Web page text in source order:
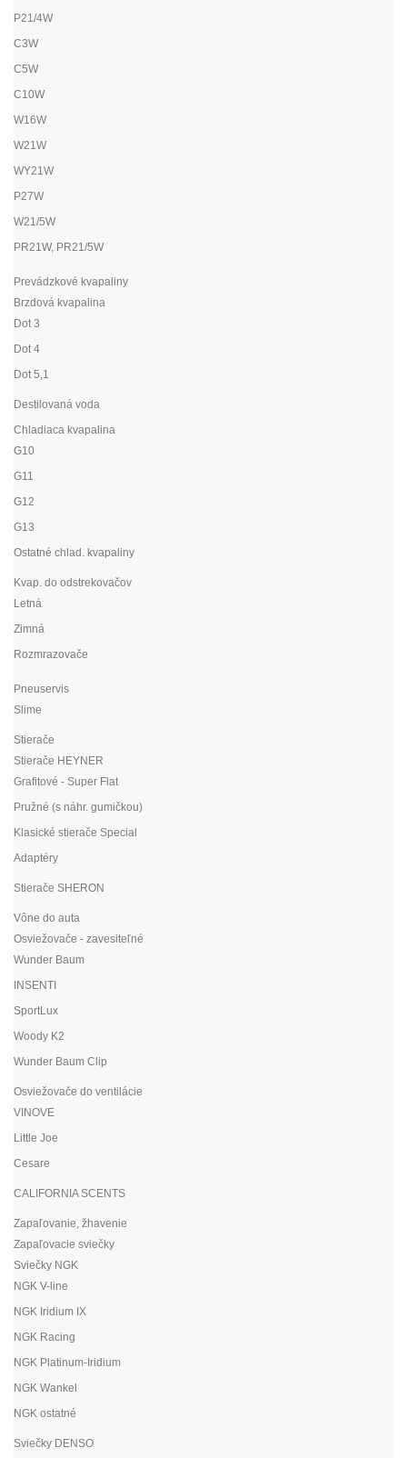
P21/4W
C3W
C5W
C10W
W16W
W21W
WY21W
P27W
W21/5W
PR21W, PR21/5W
Prevádzkové kvapaliny
Brzdová kvapalina
Dot 3
Dot 4
Dot 5,1
Destilovaná voda
Chladiaca kvapalina
G10
G11
G12
G13
Ostatné chlad. kvapaliny
Kvap. do odstrekovačov
Letná
Zimná
Rozmrazovače
Pneuservis
Slime
Stierače
Stierače HEYNER
Grafitové - Super Flat
Pružné (s náhr. gumičkou)
Klasické stierače Special
Adaptéry
Stierače SHERON
Vône do auta
Osviežovače - zavesiteľné
Wunder Baum
INSENTI
SportLux
Woody K2
Wunder Baum Clip
Osviežovače do ventilácie
VINOVE
Little Joe
Cesare
CALIFORNIA SCENTS
Zapaľovanie, žhavenie
Zapaľovacie sviečky
Sviečky NGK
NGK V-line
NGK Iridium IX
NGK Racing
NGK Platinum-Iridium
NGK Wankel
NGK ostatné
Sviečky DENSO